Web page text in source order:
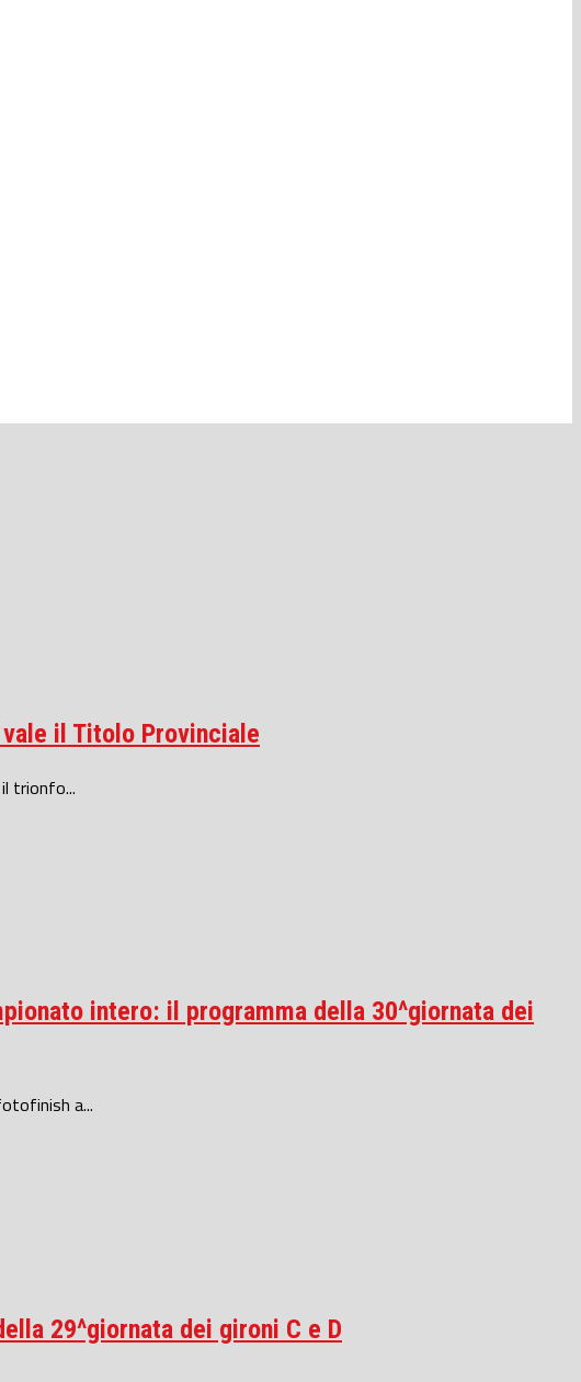
il Titolo Provinciale
trionfo...
intero: il programma della 30^giornata dei
a...
29^giornata dei gironi C e D